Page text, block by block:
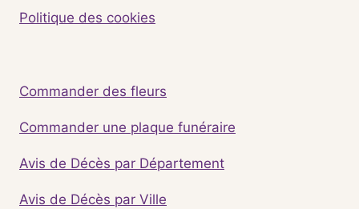
Politique des cookies
Commander des fleurs
Commander une plaque funéraire
Avis de Décès par Département
Avis de Décès par Ville